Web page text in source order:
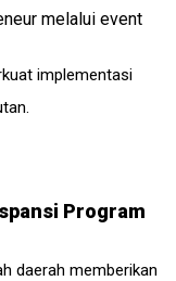
melalui event
implementasi
Program
daerah memberikan